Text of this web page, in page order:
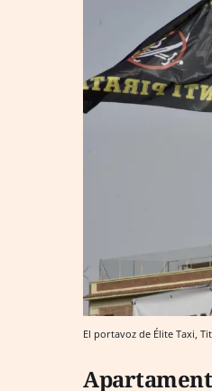
El portavoz de Élite Taxi,